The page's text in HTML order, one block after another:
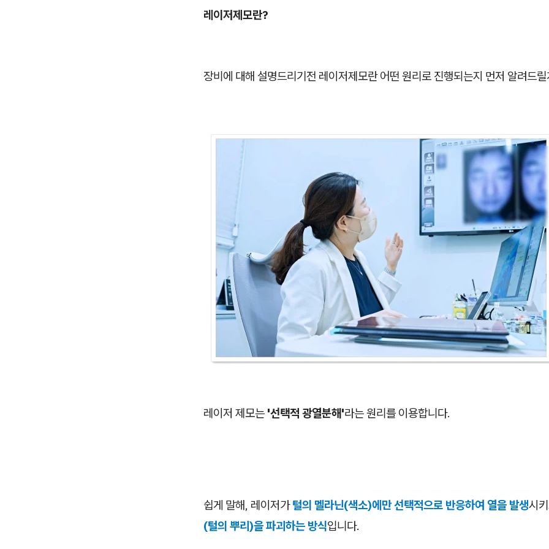
레이저제모란?
장비에 대해 설명드리기전 레이저제모란 어떤 원리로 진행되는지 먼저 알려드
레이저 제모는 '선택적 광열분해'라는 원리를 이용합니다.
쉽게 말해, 레이저가털의 멜라닌(색소)에만 선택적으로 반응하여 열을 발생시
(털의 뿌리)을 파괴하는 방식입니다.